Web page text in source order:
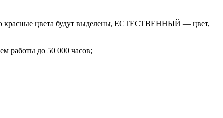
цвета будут выделены, ЕСТЕСТВЕННЫЙ — цвет,
работы до 50 000 часов;